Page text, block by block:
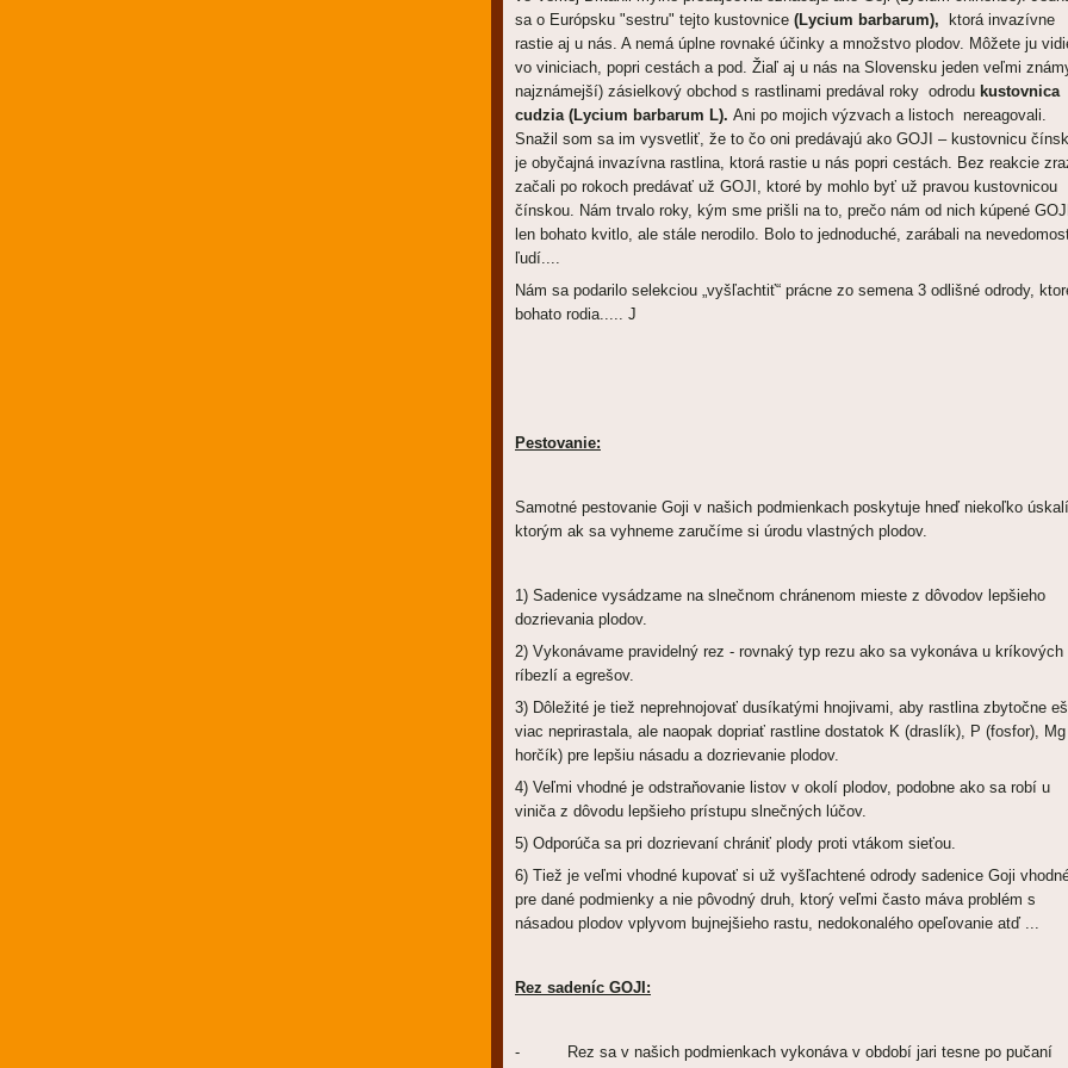
sa o Európsku "sestru" tejto kustovnice (Lycium barbarum), ktorá invazívne
rastie aj u nás. A nemá úplne rovnaké účinky a množstvo plodov. Môžete ju
vo viniciach, popri cestách a pod. Žiaľ aj u nás na Slovensku jeden veľmi
najznámejší) zásielkový obchod s rastlinami predával roky odrodu kustovnica
cudzia (Lycium barbarum L). Ani po mojich výzvach a listoch nereagovali.
Snažil som sa im vysvetliť, že to čo oni predávajú ako GOJI – kustovnicu
je obyčajná invazívna rastlina, ktorá rastie u nás popri cestách. Bez reakcie
začali po rokoch predávať už GOJI, ktoré by mohlo byť už pravou kustovnicou
čínskou. Nám trvalo roky, kým sme prišli na to, prečo nám od nich kúpené GOJI
len bohato kvitlo, ale stále nerodilo. Bolo to jednoduché, zarábali na
ľudí....
Nám sa podarilo selekciou „vyšľachtiť“ prácne zo semena 3 odlišné odrody,
bohato rodia..... J
Pestovanie:
Samotné pestovanie Goji v našich podmienkach poskytuje hneď niekoľko
ktorým ak sa vyhneme zaručíme si úrodu vlastných plodov.
1) Sadenice vysádzame na slnečnom chránenom mieste z dôvodov lepšieho
dozrievania plodov.
2) Vykonávame pravidelný rez - rovnaký typ rezu ako sa vykonáva u kríkových
ríbezlí a egrešov.
3) Dôležité je tiež neprehnojovať dusíkatými hnojivami, aby rastlina zbytočne
viac neprirastala, ale naopak dopriať rastline dostatok K (draslík), P (fosfor),
horčík) pre lepšiu násadu a dozrievanie plodov.
4) Veľmi vhodné je odstraňovanie listov v okolí plodov, podobne ako sa robí u
viniča z dôvodu lepšieho prístupu slnečných lúčov.
5) Odporúča sa pri dozrievaní chrániť plody proti vtákom sieťou.
6) Tiež je veľmi vhodné kupovať si už vyšľachtené odrody sadenice Goji
pre dané podmienky a nie pôvodný druh, ktorý veľmi často máva problém s
násadou plodov vplyvom bujnejšieho rastu, nedokonalého opeľovanie atď ...
Rez sadeníc GOJI:
- Rez sa v našich podmienkach vykonáva v období jari tesne po pučaní